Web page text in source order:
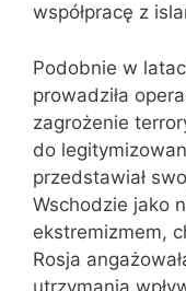
współpracę z
Podobnie w
prowadziła
zagrożenie
do
przedstawiał
Wschodzie jako
ekstremizmem,
Rosja
utrzymania